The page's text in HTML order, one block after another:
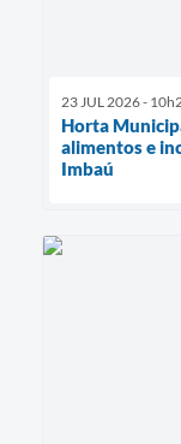
23 JUL 2026 -
Horta
alimentos e
Imbaú